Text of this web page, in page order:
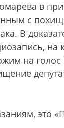
в
с
В
на
на
это